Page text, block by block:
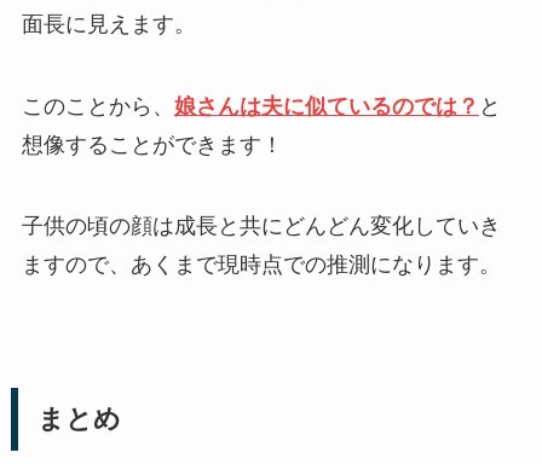
面長に見えます。
このことから、 娘さんは夫に似ているのでは？ と
想像することができます！
子供の頃の顔は成長と共にどんどん変化していき
ますので、あくまで現時点での推測になります。
まとめ